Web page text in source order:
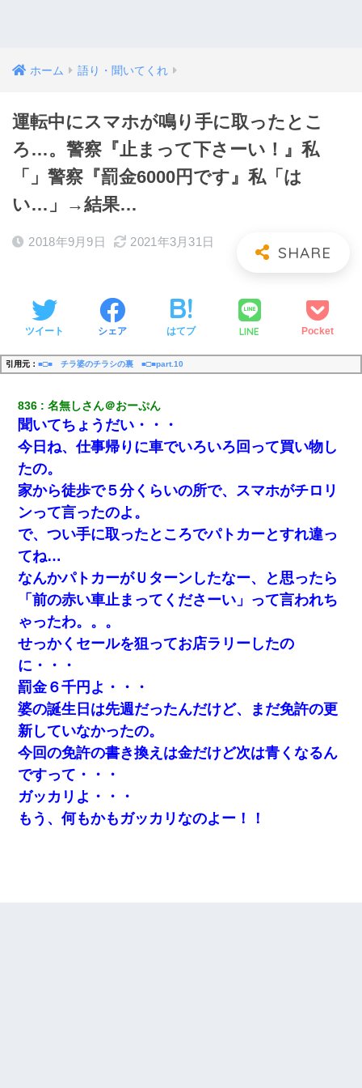
ホーム 語り・聞いてくれ
運転中にスマホが鳴り手に取ったとこ
ろ…。警察『止まって下さーい！』私
「」警察『罰金6000円です』私「は
い…」→結果…
2018年9月9日 2021年3月31日
ツイート シェア はてブ LINE Pocket
引用元： ■□■ チラ婆のチラシの裏 ■□■part.10
836 名無しさん＠おーぷん
聞いてちょうだい・・・
今日ね、仕事帰りに車でいろいろ回って買い物し
たの。
家から徒歩で５分くらいの所で、スマホがチロリ
ンって言ったのよ。
で、つい手に取ったところでパトカーとすれ違っ
てね…
なんかパトカーがＵターンしたなー、と思ったら
「前の赤い車止まってくださーい」って言われち
ゃったわ。。。
せっかくセールを狙ってお店ラリーしたの
に・・・
罰金６千円よ・・・
婆の誕生日は先週だったんだけど、まだ免許の更
新していなかったの。
今回の免許の書き換えは金だけど次は青くなるん
ですって・・・
ガッカリよ・・・
もう、何もかもガッカリなのよー！！